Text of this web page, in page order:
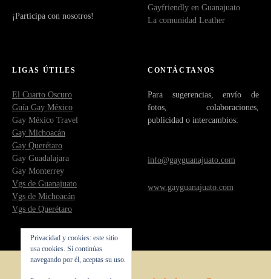
¡Participa con nosotros!
Gayfriendly en Guanajuato
La comunidad Leather
LIGAS ÚTILES
El Cuarto Oscuro
Guía Gay México
Gay México Travel
Gay Michoacán
Gay Querétaro
Gay Guadalajara
Gay Monterrey
Vgs de Guanajuato
Vgs de Michoacán
Vgs de Querétaro
CONTÁCTANOS
Para sugerencias, envío de
fotos, colaboraciones,
publicidad o intercambios:
info@gayguanajuato.com
www.gayguanajuato.com
Privacidad y cookies: este sitio
usa cookies. Si continúas
navegando por él, aceptas su uso.